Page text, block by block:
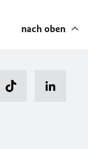
nach oben